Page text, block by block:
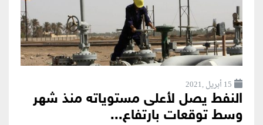
15 أبريل ,2021
النفط يصل لأعلى مستوياته منذ شهر
وسط توقعات بارتفاع...